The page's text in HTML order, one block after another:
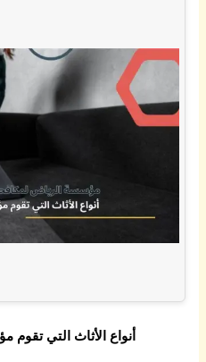
أنواع الأثاث التي تقوم